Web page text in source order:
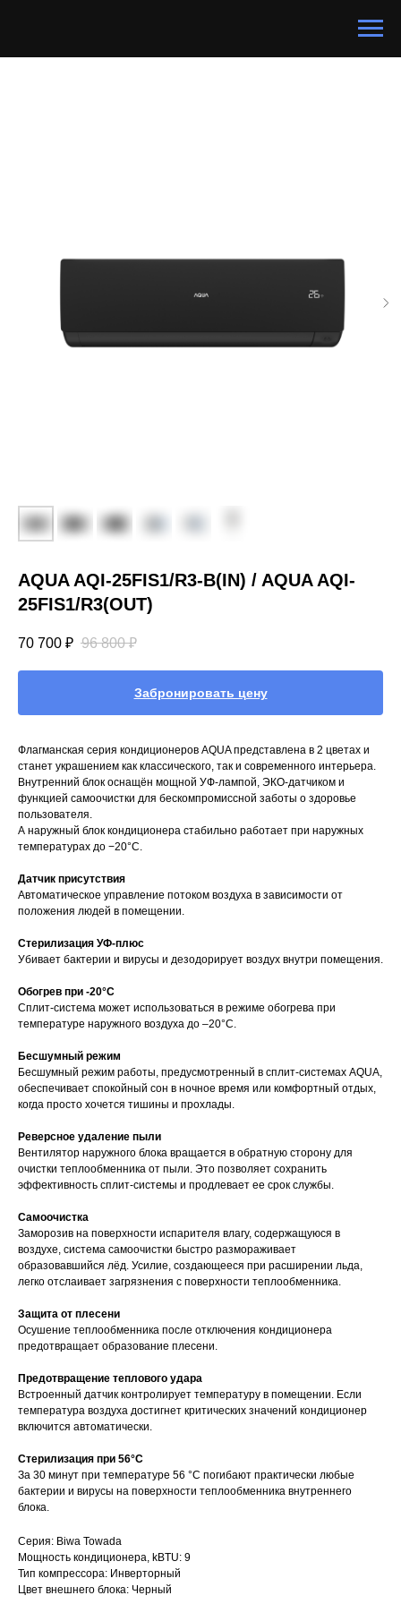
AQUA AQI-25FIS1/R3-B(IN) / AQUA AQI-
25FIS1/R3(OUT)
70 700 ₽ 96 800 ₽
Забронировать цену
Флагманская серия кондиционеров AQUA представлена в 2 цветах и
станет украшением как классического, так и современного интерьера.
Внутренний блок оснащён мощной УФ-лампой, ЭКО-датчиком и
функцией самоочистки для бескомпромиссной заботы о здоровье
пользователя.
А наружный блок кондиционера стабильно работает при наружных
температурах до −20°C.
Датчик присутствия
Автоматическое управление потоком воздуха в зависимости от
положения людей в помещении.
Стерилизация УФ-плюс
Убивает бактерии и вирусы и дезодорирует воздух внутри помещения.
Обогрев при -20°C
Сплит-система может использоваться в режиме обогрева при
температуре наружного воздуха до –20°C.
Бесшумный режим
Бесшумный режим работы, предусмотренный в сплит-системах AQUA,
обеспечивает спокойный сон в ночное время или комфортный отдых,
когда просто хочется тишины и прохлады.
Реверсное удаление пыли
Вентилятор наружного блока вращается в обратную сторону для
очистки теплообменника от пыли. Это позволяет сохранить
эффективность сплит-системы и продлевает ее срок службы.
Самоочистка
Заморозив на поверхности испарителя влагу, содержащуюся в
воздухе, система самоочистки быстро размораживает
образовавшийся лёд. Усилие, создающееся при расширении льда,
легко отслаивает загрязнения с поверхности теплообменника.
Защита от плесени
Осушение теплообменника после отключения кондиционера
предотвращает образование плесени.
Предотвращение теплового удара
Встроенный датчик контролирует температуру в помещении. Если
температура воздуха достигнет критических значений кондиционер
включится автоматически.
Стерилизация при 56°C
За 30 минут при температуре 56 °C погибают практически любые
бактерии и вирусы на поверхности теплообменника внутреннего
блока.
Серия: Biwa Towada
Мощность кондиционера, kBTU: 9
Тип компрессора: Инверторный
Цвет внешнего блока: Черный